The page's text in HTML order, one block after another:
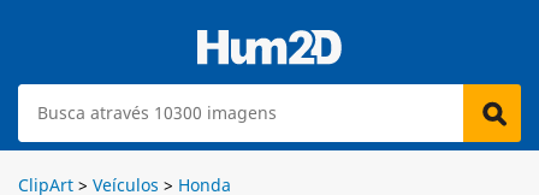
ClipArt > Veículos > Honda